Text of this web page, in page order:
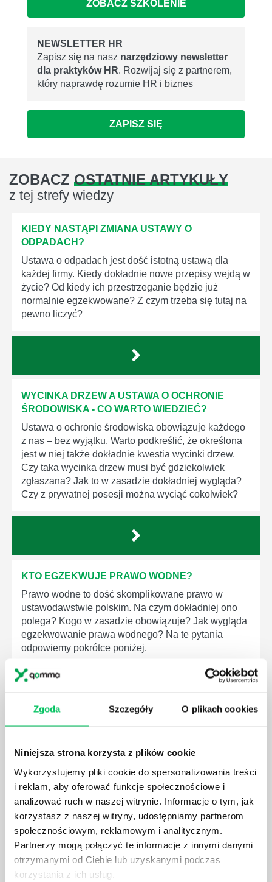
Zgoda Szczegóły O plikach cookies
Niniejsza strona korzysta z plików cookie
Wykorzystujemy pliki cookie do spersonalizowania treści
i reklam, aby oferować funkcje społecznościowe i
analizować ruch w naszej witrynie. Informacje o tym, jak
korzystasz z naszej witryny, udostępniamy partnerom
społecznościowym, reklamowym i analitycznym.
Partnerzy mogą połączyć te informacje z innymi danymi
otrzymanymi od Ciebie lub uzyskanymi podczas
korzystania z ich usług.
ZOBACZ SZKOLENIE
NEWSLETTER HR
Zapisz się na nasz narzędziowy newsletter
dla praktyków HR. Rozwijaj się z partnerem,
który naprawdę rozumie HR i biznes
ZAPISZ SIĘ
ZOBACZ OSTATNIE ARTYKUŁY
z tej strefy wiedzy
KIEDY NASTĄPI ZMIANA USTAWY O
ODPADACH?
Ustawa o odpadach jest dość istotną ustawą dla
każdej firmy. Kiedy dokładnie nowe przepisy wejdą w
życie? Od kiedy ich przestrzeganie będzie już
normalnie egzekwowane? Z czym trzeba się tutaj na
pewno liczyć?
WYCINKA DRZEW A USTAWA O OCHRONIE
ŚRODOWISKA - CO WARTO WIEDZIEĆ?
Ustawa o ochronie środowiska obowiązuje każdego
z nas – bez wyjątku. Warto podkreślić, że określona
jest w niej także dokładnie kwestia wycinki drzew.
Czy taka wycinka drzew musi być gdziekolwiek
zgłaszana? Jak to w zasadzie dokładniej wygląda?
Czy z prywatnej posesji można wyciąć cokolwiek?
KTO EGZEKWUJE PRAWO WODNE?
Prawo wodne to dość skomplikowane prawo w
ustawodawstwie polskim. Na czym dokładniej ono
polega? Kogo w zasadzie obowiązuje? Jak wygląda
egzekwowanie prawa wodnego? Na te pytania
odpowiemy pokrótce poniżej.
GDZIE MOŻEMY ZAPOZNAĆ SIĘ Z
MEDYCZNYCH?
W związku z ogromnym rozwojem dzisiejszego
społeczeństwa wprowadzane jest coraz więcej reguł,
które mają za zadanie poprawić poszczególne
dziedziny gospodarki. Dzięki nim wszystkie firmy
będą zobowiązane przestrzegać zasad, których
wprowadzenie dąży do ujednolicenia jakości
produktów, które trafiają do klientów.